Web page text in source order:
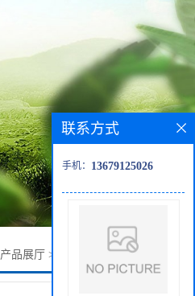
产品展厅 > 荔枝提取物 直销
联系方式
手机： 13679125026